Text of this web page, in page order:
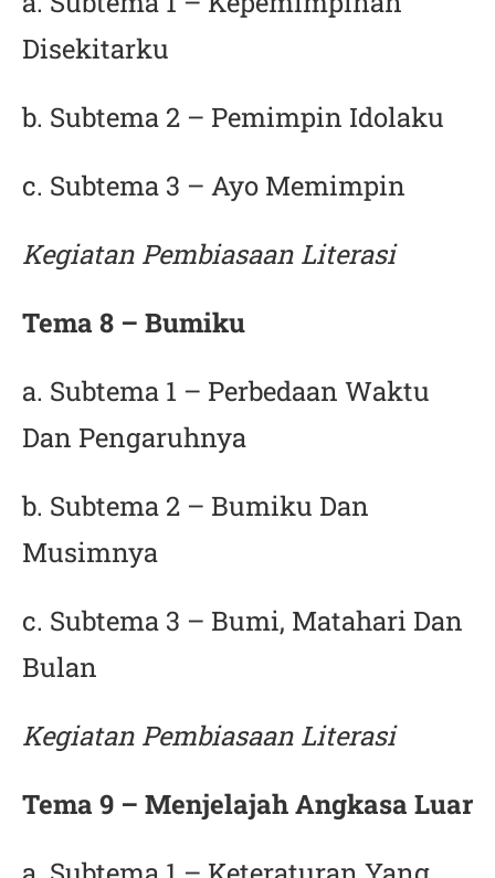
Disekitarku
b. Subtema 2 – Pemimpin Idolaku
c. Subtema 3 – Ayo Memimpin
Kegiatan Pembiasaan Literasi
Tema 8 – Bumiku
a. Subtema 1 – Perbedaan Waktu
Dan Pengaruhnya
b. Subtema 2 – Bumiku Dan
Musimnya
c. Subtema 3 – Bumi, Matahari Dan
Bulan
Kegiatan Pembiasaan Literasi
Tema 9 – Menjelajah Angkasa Luar